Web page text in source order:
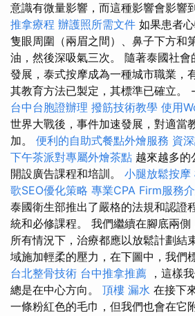
意識有微量影響，而這種影響會影響
推拿療程 辦護照所需文件 如果患者
隻眼周圍（兩眉之間）、鼻子下方和
油，然後深吸氣三次。 隨著泰國社會
發展，泰式按摩成為一種城市職業，
其教育方法已製定，其標準已確立。
台中台胞證辦理 撥筋技術教學 使用
世界大戰後，事件加速發展，對適當
加。 便利的自助式餐點外燴服務 資
下午茶派對專屬外燴茶點 越來越多的
開設廣告課程和培訓。 小腿放鬆按摩
歌SEO優化策略 專業CPA Firm服務
泰國衛生部推出了嚴格的法規和認證
統和必修課程。 我們繼續在腳底兩側
所有情況下，治療都應以放鬆計劃結
域施加輕柔的壓力，在下圖中，我們
台北整骨技術 台中推拿推薦 ，這樣
總是在中心方向。 頂樓 漏水 在接下
一條粉紅色的毛巾，但我們也會在它